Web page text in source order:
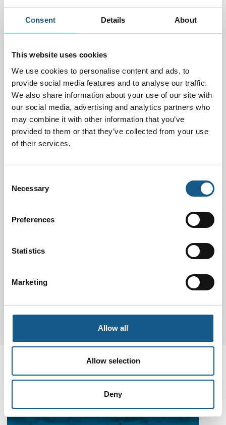
Consent Details About
This website uses cookies
We use cookies to personalise content and ads, to
provide social media features and to analyse our traffic.
We also share information about your use of our site with
our social media, advertising and analytics partners who
may combine it with other information that you’ve
provided to them or that they’ve collected from your use
of their services.
Selection
Necessary
Preferences
Statistics
Marketing
Allow all
Allow selection
Deny
VEGAs måleinstrumenter spiller en afgørende rolle i
leveringen af frosne grøntsager
Spinat og minestrone er blandt de bedst sælgende
at fødev
mange parametre skal overvåges nøje for at sikre,
at vandet lever op til de hø
Nyheder fra Automatik &